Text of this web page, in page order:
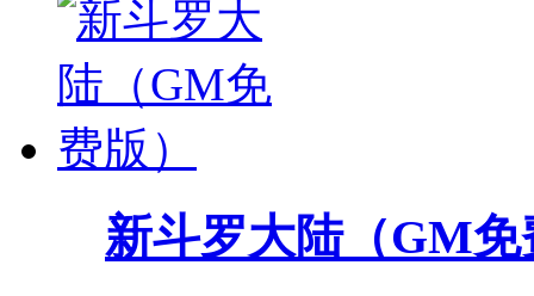
新斗罗大陆（GM免